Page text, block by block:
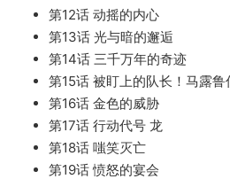
第12话 动摇的内心
第13话 光与暗的邂逅
第14话 三千万年的奇迹
第15话 被盯上的队长！马露鲁
第16话 金色的威胁
第17话 行动代号 龙
第18话 嗤笑灭亡
第19话 愤怒的宴会